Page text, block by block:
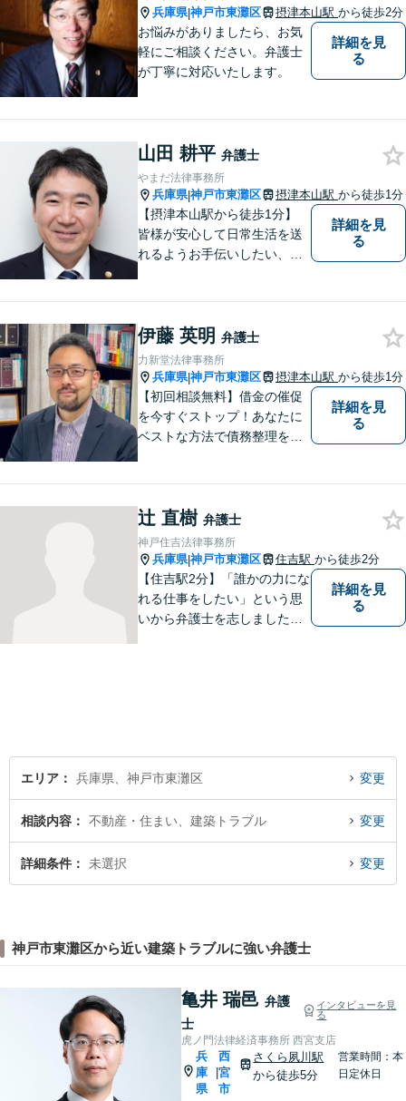
兵庫県|神戸市東灘区 摂津本山駅 から徒歩2分
お悩みがありましたら、お気
軽にご相談ください。弁護士
が丁寧に対応いたします。
詳細を見
る
山田 耕平 弁護士
やまだ法律事務所
兵庫県|神戸市東灘区 摂津本山駅 から徒歩1分
【摂津本山駅から徒歩1分】
皆様が安心して日常生活を送
れるようお手伝いしたい、皆
たら、お気軽にご相談くださ
い。
詳細を見
る
伊藤 英明 弁護士
力新堂法律事務所
兵庫県|神戸市東灘区 摂津本山駅 から徒歩1分
【初回相談無料】借金の催促
を今すぐストップ！あなたに
ベストな方法で債務整理をサ
イエンスの博士号も保有）と
交渉経験が豊富な弁護士
詳細を見
る
辻 直樹 弁護士
神戸住吉法律事務所
兵庫県|神戸市東灘区 住吉駅 から徒歩2分
【住吉駅2分】「誰かの力にな
れる仕事をしたい」という思
いから弁護士を志しました。
詳細を見
る
エリア 兵庫県、神戸市東灘区 変更
相談内容 不動産・住まい、建築トラブル 変更
詳細条件 未選択 変更
神戸市東灘区から近い建築トラブルに強い弁護士
亀井 瑞邑 弁護
士
インタビューを見
る
虎ノ門法律経済事務所 西宮支店
兵
庫
県
|
西
宮
市
さくら夙川駅
から徒歩5分
営業時間：本
日定休日